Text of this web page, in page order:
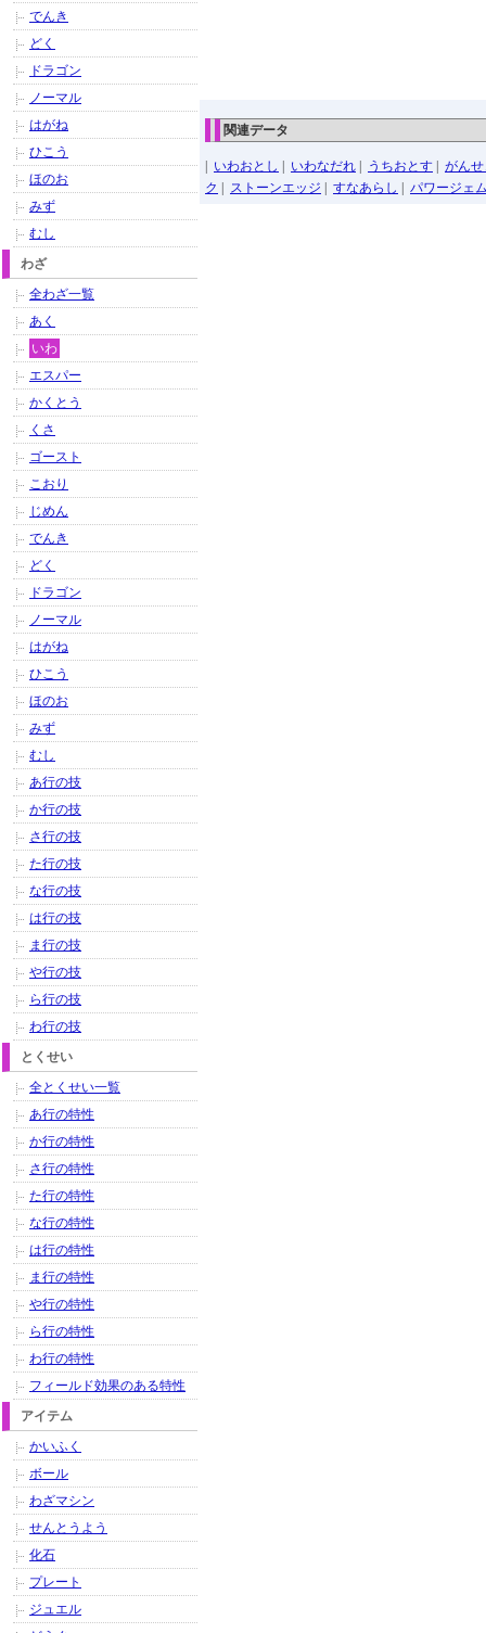
関連データ
いわおとし いわなだれ うちおとす
がん
ク
ストーンエッジ すなあらし パワージェ
でんき
どく
ドラゴン
ノーマル
はがね
ひこう
ほのお
みず
むし
わざ
全わざ一覧
あく
いわ
エスパー
かくとう
くさ
ゴースト
こおり
じめん
でんき
どく
ドラゴン
ノーマル
はがね
ひこう
ほのお
みず
むし
あ行の技
か行の技
さ行の技
た行の技
な行の技
は行の技
ま行の技
や行の技
ら行の技
わ行の技
とくせい
全とくせい一覧
あ行の特性
か行の特性
さ行の特性
た行の特性
な行の特性
は行の特性
ま行の特性
や行の特性
ら行の特性
わ行の特性
フィールド効果のある特性
アイテム
かいふく
ボール
わざマシン
せんとうよう
化石
プレート
ジュエル